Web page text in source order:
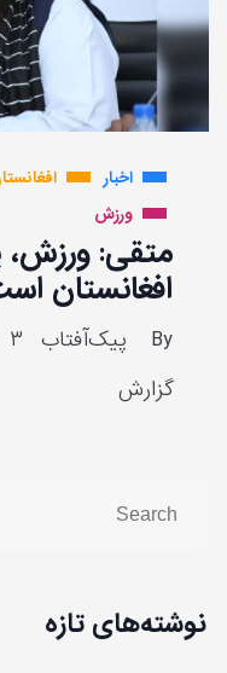
اخبار
ورزش
متقی: ورزش،
افغانستان
By پیک‌آفتاب
۳ ثور ۱۴۰۵
گزارش
نوشته‌های تازه